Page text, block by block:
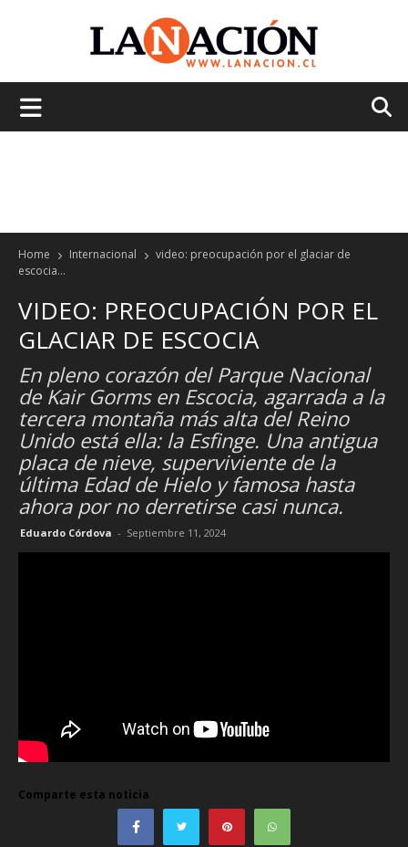
Home Internacional
video: preocupación por el glaciar de
escocia...
VIDEO: PREOCUPACIÓN POR EL
GLACIAR DE ESCOCIA
En pleno corazón del Parque Nacional
de Kair Gorms en Escocia, agarrada a la
tercera montaña más alta del Reino
Unido está ella: la Esfinge. Una antigua
placa de nieve, superviviente de la
última Edad de Hielo y famosa hasta
ahora por no derretirse casi nunca.
Eduardo Córdova - Septiembre 11, 2024
Comparte esta noticia